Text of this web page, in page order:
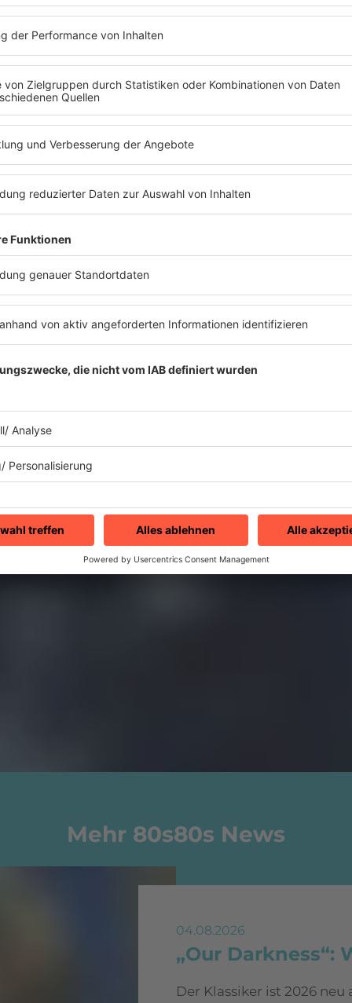
für die USA. Der Pilot der Maschine,Francis Gary
Jahren Haft verurteilt. Später kam er bei einem
damals ihre politischen Ambitionen grösstenteils
das wäre ja langweilig.
Mehr 80s80s News
04.08.2026
„Our Darkness“:
Der Klassiker ist 2026